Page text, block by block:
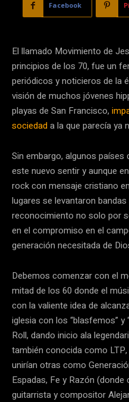
Facebook
El llamado Movimiento de
principios de los 70, fue un
periódicos y noticieros de la
visión de muchos jóvenes
playas de San Francisco,
sociedada la que parecía ya
Sin embargo, algunos
este nuevo sentir y aunque
rock con mensaje cristiano
lugares se levantaron
reconocimiento no solo por
en el compromiso en el
generación necesitada de
Debemos comenzar con el
mitad de los 60 donde el
con la valiente idea de
iglesia con los “blasfemos”
Roll, dando inicio ala
también conocida como
unirían otras como
Espadas, Fe y Razón
guitarrista y compositor